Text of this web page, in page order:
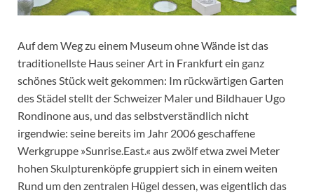
Auf dem Weg zu einem Museum ohne Wände ist das
traditionellste Haus seiner Art in Frankfurt ein ganz
schönes Stück weit gekommen: Im rückwärtigen Garten
des Städel stellt der Schweizer Maler und Bildhauer Ugo
Rondinone aus, und das selbstverständlich nicht
irgendwie: seine bereits im Jahr 2006 geschaffene
Werkgruppe »Sunrise.East.« aus zwölf etwa zwei Meter
hohen Skulpturenköpfe gruppiert sich in einem weiten
Rund um den zentralen Hügel dessen, was eigentlich das